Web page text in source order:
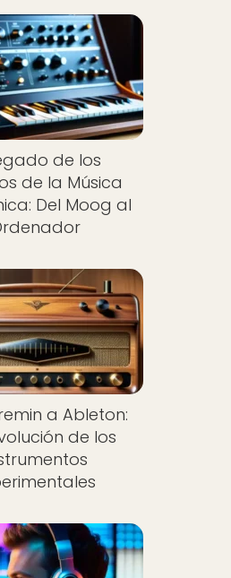
de los
de la Música
Del Moog al
a Ableton:
de los